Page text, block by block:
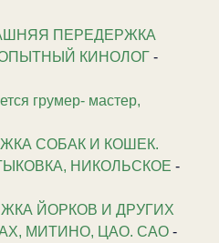
ПЕРЕДЕРЖКА
КИНОЛОГ -
грумер- мастер,
СОБАК И КОШЕК.
НИКОЛЬСКОЕ -
ЙОРКОВ И ДРУГИХ
МИТИНО, ЦАО. САО -